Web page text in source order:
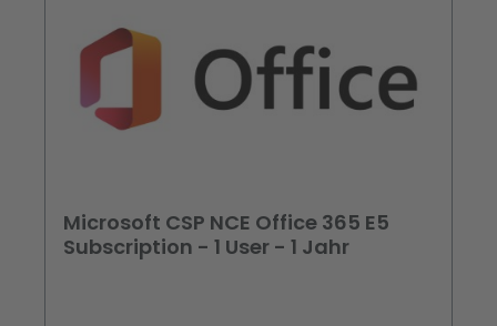
Microsoft CSP NCE Office 365 E5
Subscription - 1 User - 1 Jahr